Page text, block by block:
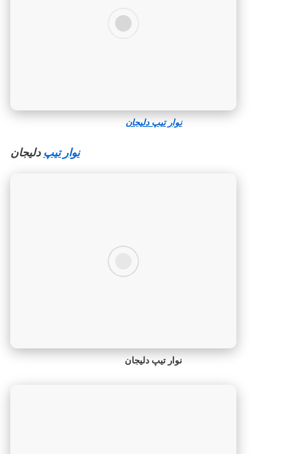
نوار تیپ دلیجان
نوار تیپ دلیجان
نوار تیپ دلیجان